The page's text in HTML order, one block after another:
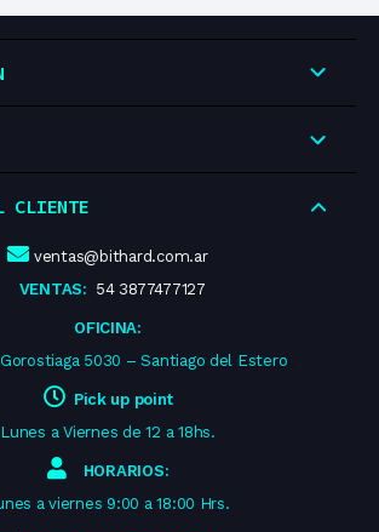
CLIENTE
ventas@bithard.com.ar
VENTAS: 54 3877477127
OFICINA:
5030 – Santiago del Estero
Pick up point
Lunes a Viernes de 12 a 18hs.
HORARIOS:
a viernes 9:00 a 18:00 Hrs.